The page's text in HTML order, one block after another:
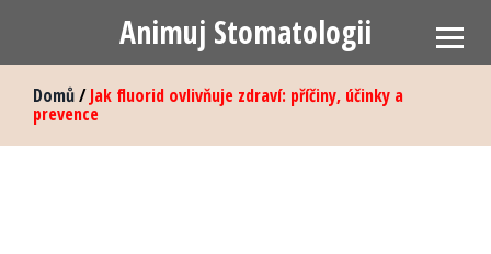
Animuj Stomatologii
Domů/Jak fluorid ovlivňuje zdraví: příčiny, účinky a
prevence